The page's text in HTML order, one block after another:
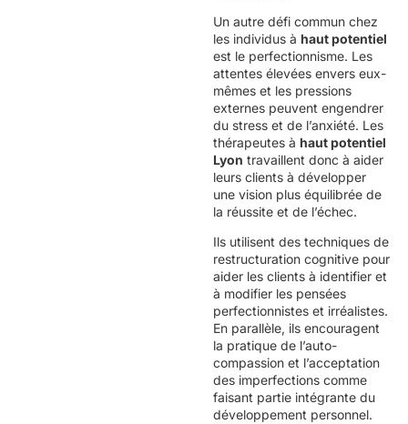
Un autre défi commun chez
les individus à haut potentiel
est le perfectionnisme. Les
attentes élevées envers eux-
mêmes et les pressions
externes peuvent engendrer
du stress et de l’anxiété. Les
thérapeutes à haut potentiel
Lyon travaillent donc à aider
leurs clients à développer
une vision plus équilibrée de
la réussite et de l’échec.
Ils utilisent des techniques de
restructuration cognitive pour
aider les clients à identifier et
à modifier les pensées
perfectionnistes et irréalistes.
En parallèle, ils encouragent
la pratique de l’auto-
compassion et l’acceptation
des imperfections comme
faisant partie intégrante du
développement personnel.